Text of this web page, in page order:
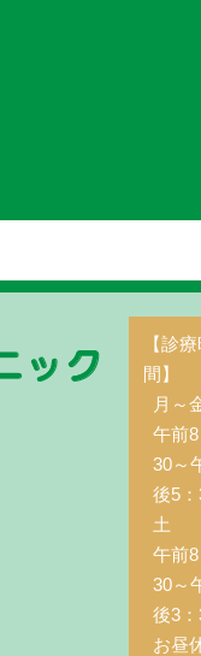
【診
間】
月～
午前
30～
後5
土
午前
30～
後3
お昼